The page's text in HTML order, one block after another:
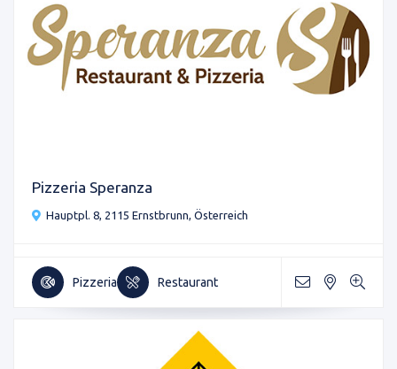
Pizzeria Speranza
Hauptpl. 8, 2115 Ernstbrunn, Österreich
Pizzeria Restaurant